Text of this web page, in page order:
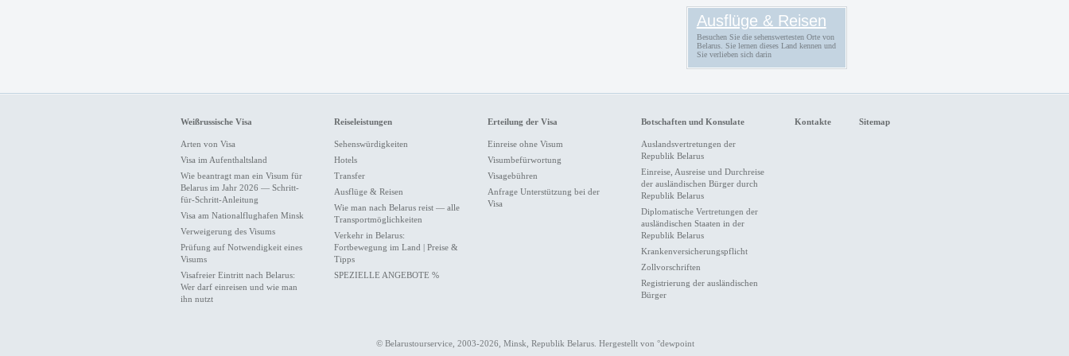
Ausflüge & Reisen
Besuchen Sie die sehenswertesten Orte von
Belarus. Sie lernen dieses Land kennen und
Sie verlieben sich darin
Weißrussische Visa
Arten von Visa
Visa im Aufenthaltsland
Wie beantragt man ein Visum für
Belarus im Jahr 2026 — Schritt-
für-Schritt-Anleitung
Visa am Nationalflughafen Minsk
Verweigerung des Visums
Prüfung auf Notwendigkeit eines
Visums
Visafreier Eintritt nach Belarus:
Wer darf einreisen und wie man
ihn nutzt
Reiseleistungen
Sehenswürdigkeiten
Hotels
Transfer
Ausflüge & Reisen
Wie man nach Belarus reist — alle
Transportmöglichkeiten
Verkehr in Belarus:
Fortbewegung im Land | Preise &
Tipps
SPEZIELLE ANGEBOTE %
Erteilung der Visa
Einreise ohne Visum
Visumbefürwortung
Visagebühren
Anfrage Unterstützung bei der
Visa
Botschaften und Konsulate
Auslandsvertretungen der
Republik Belarus
Einreise, Ausreise und Durchreise
der ausländischen Bürger durch
Republik Belarus
Diplomatische Vertretungen der
ausländischen Staaten in der
Republik Belarus
Krankenversicherungspflicht
Zollvorschriften
Registrierung der ausländischen
Bürger
Kontakte Sitemap
© Belarustourservice, 2003-2026, Minsk, Republik Belarus. Hergestellt von °dewpoint